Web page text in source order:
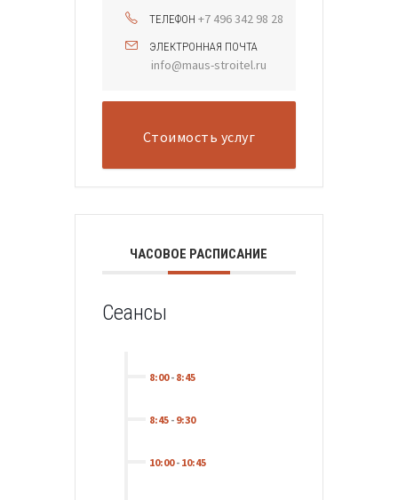
ТЕЛЕФОН +7 496 342 98 28
ЭЛЕКТРОННАЯ ПОЧТА
info@maus-stroitel.ru
Стоимость услуг
ЧАСОВОЕ РАСПИСАНИЕ
Сеансы
8:00- 8:45
8:45- 9:30
10:00- 10:45